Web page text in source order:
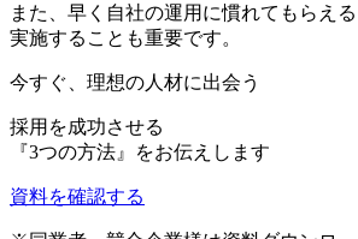
また、早く自社の運用に慣れてもらえ
実施することも重要です。
今すぐ、理想の人材に出会う
採用を成功させる
『3つの方法 』をお伝えします
資料を確認する